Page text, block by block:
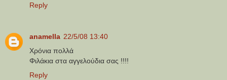
Reply
anamella 22/5/08 13:40
Χρόνια πολλά
Φιλάκια στα αγγελούδια σας !!!!
Reply